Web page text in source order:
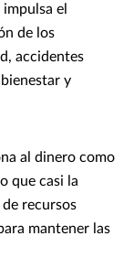
el
de los
accidentes
y
al dinero como
que casi la
recursos
mantener las